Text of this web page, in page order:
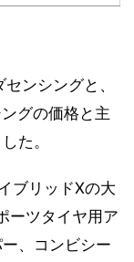
ンシングと、
グの価格と主
た。
ブリッドXの大
ーツタイヤ用ア
、コンビシー